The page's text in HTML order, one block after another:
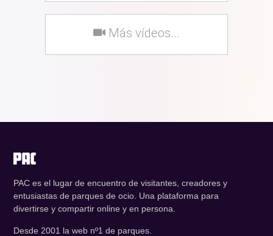
Más vídeos...
PAC es el lugar de encuentro de visitantes, creadores y
entusiastas de parques de ocio. Una plataforma para
divertirse y compartir online y en persona.
Desde 2001 la web nº1 de parques.